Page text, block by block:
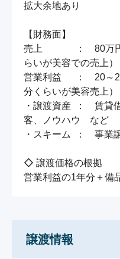
拡大余地あり
【財務面】
売上　　　  ：　80万
らいが美容での売上）
営業利益　  ：　20～
分くらいが美容売上）
・譲渡資産  ：　賃貸
客、ノウハウ　など
・スキーム  ：　事業
◇ 譲渡価格の根拠
営業利益の1年分＋備
譲渡情報